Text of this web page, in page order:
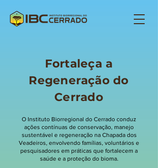
Fortaleça a
Regeneração do
Cerrado
O Instituto Biorregional do Cerrado conduz
ações contínuas de conservação, manejo
sustentável e regeneração na Chapada dos
Veadeiros, envolvendo famílias, voluntários e
pesquisadores em práticas que fortalecem a
saúde e a proteção do bioma.